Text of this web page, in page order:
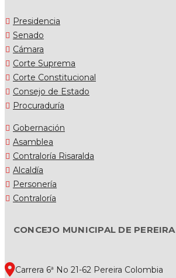
Presidencia
Senado
Cámara
Corte Suprema
Corte Constitucional
Consejo de Estado
Procuraduría
Gobernación
Asamblea
Contraloría Risaralda
Alcaldía
Personería
Contraloría
CONCEJO MUNICIPAL DE PEREIRA
Carrera 6ª No 21-62 Pereira Colombia